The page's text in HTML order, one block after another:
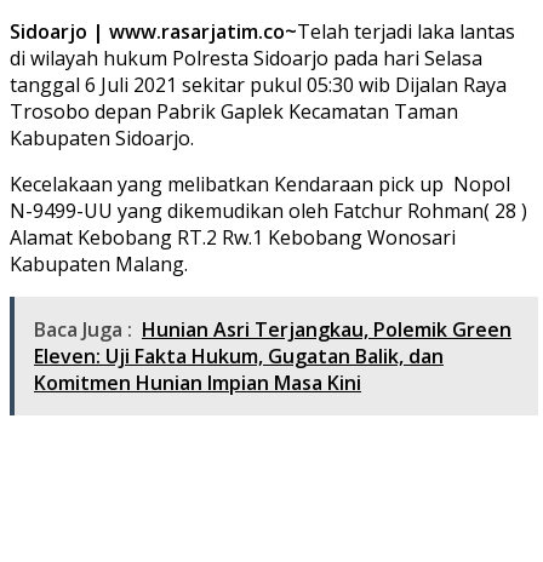
Sidoarjo | www.rasarjatim.co~Telah terjadi laka lantas
di wilayah hukum Polresta Sidoarjo pada hari Selasa
tanggal 6 Juli 2021 sekitar pukul 05:30 wib Dijalan Raya
Trosobo depan Pabrik Gaplek Kecamatan Taman
Kabupaten Sidoarjo.
Kecelakaan yang melibatkan Kendaraan pick up Nopol
N-9499-UU yang dikemudikan oleh Fatchur Rohman( 28 )
Alamat Kebobang RT.2 Rw.1 Kebobang Wonosari
Kabupaten Malang.
Baca Juga : Hunian Asri Terjangkau, Polemik Green
Eleven: Uji Fakta Hukum, Gugatan Balik, dan
Komitmen Hunian Impian Masa Kini